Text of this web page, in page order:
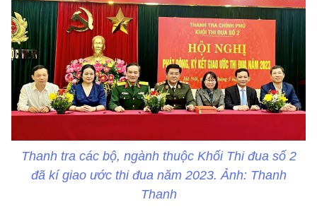
Thanh tra các bộ, ngành thuộc Khối Thi đua số 2
đã kí giao ước thi đua năm 2023. Ảnh: Thanh
Thanh